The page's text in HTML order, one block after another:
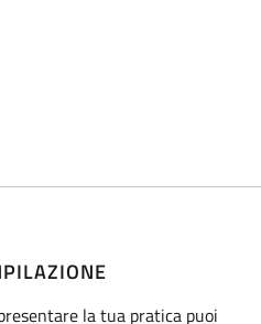
la tua pratica puoi